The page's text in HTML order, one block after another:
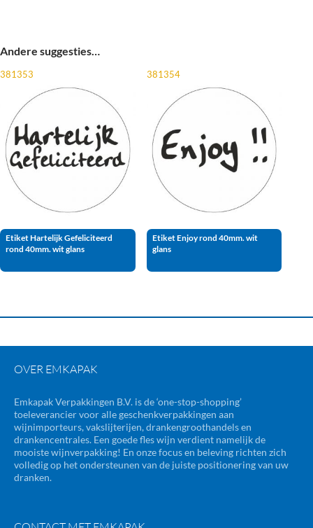
Andere suggesties…
381353
Etiket Hartelijk Gefeliciteerd
rond 40mm. wit glans
381354
Etiket Enjoy rond 40mm. wit
glans
OVER EMKAPAK
Emkapak Verpakkingen B.V. is de ‘one-stop-shopping’
toeleverancier voor alle geschenkverpakkingen aan
wijnimporteurs, vakslijterijen, drankengroothandels en
drankencentrales. Een goede fles wijn verdient namelijk de
mooiste wijnverpakking! En onze focus en beleving richten zich
volledig op het ondersteunen van de juiste positionering van uw
dranken.